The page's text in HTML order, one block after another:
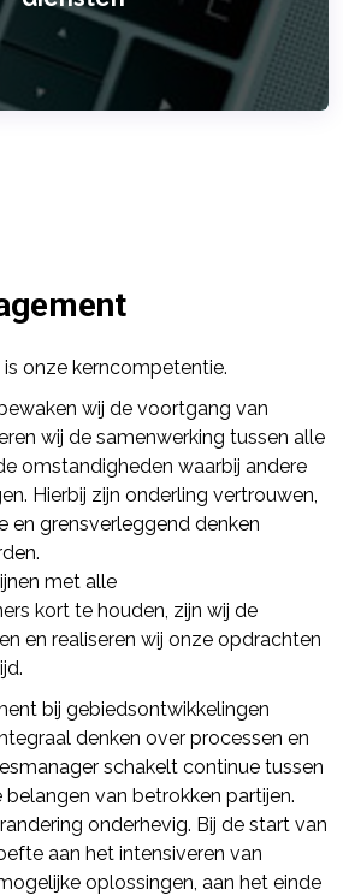
onze kerncompetentie.
wij de voortgang van
wij de samenwerking tussen alle
omstandigheden waarbij andere
Hierbij zijn onderling vertrouwen,
en grensverleggend denken
met alle
kort te houden, zijn wij de
en realiseren wij onze opdrachten
bij gebiedsontwikkelingen
denken over processen en
schakelt continue tussen
van betrokken partijen.
onderhevig. Bij de start van
aan het intensiveren van
oplossingen, aan het einde